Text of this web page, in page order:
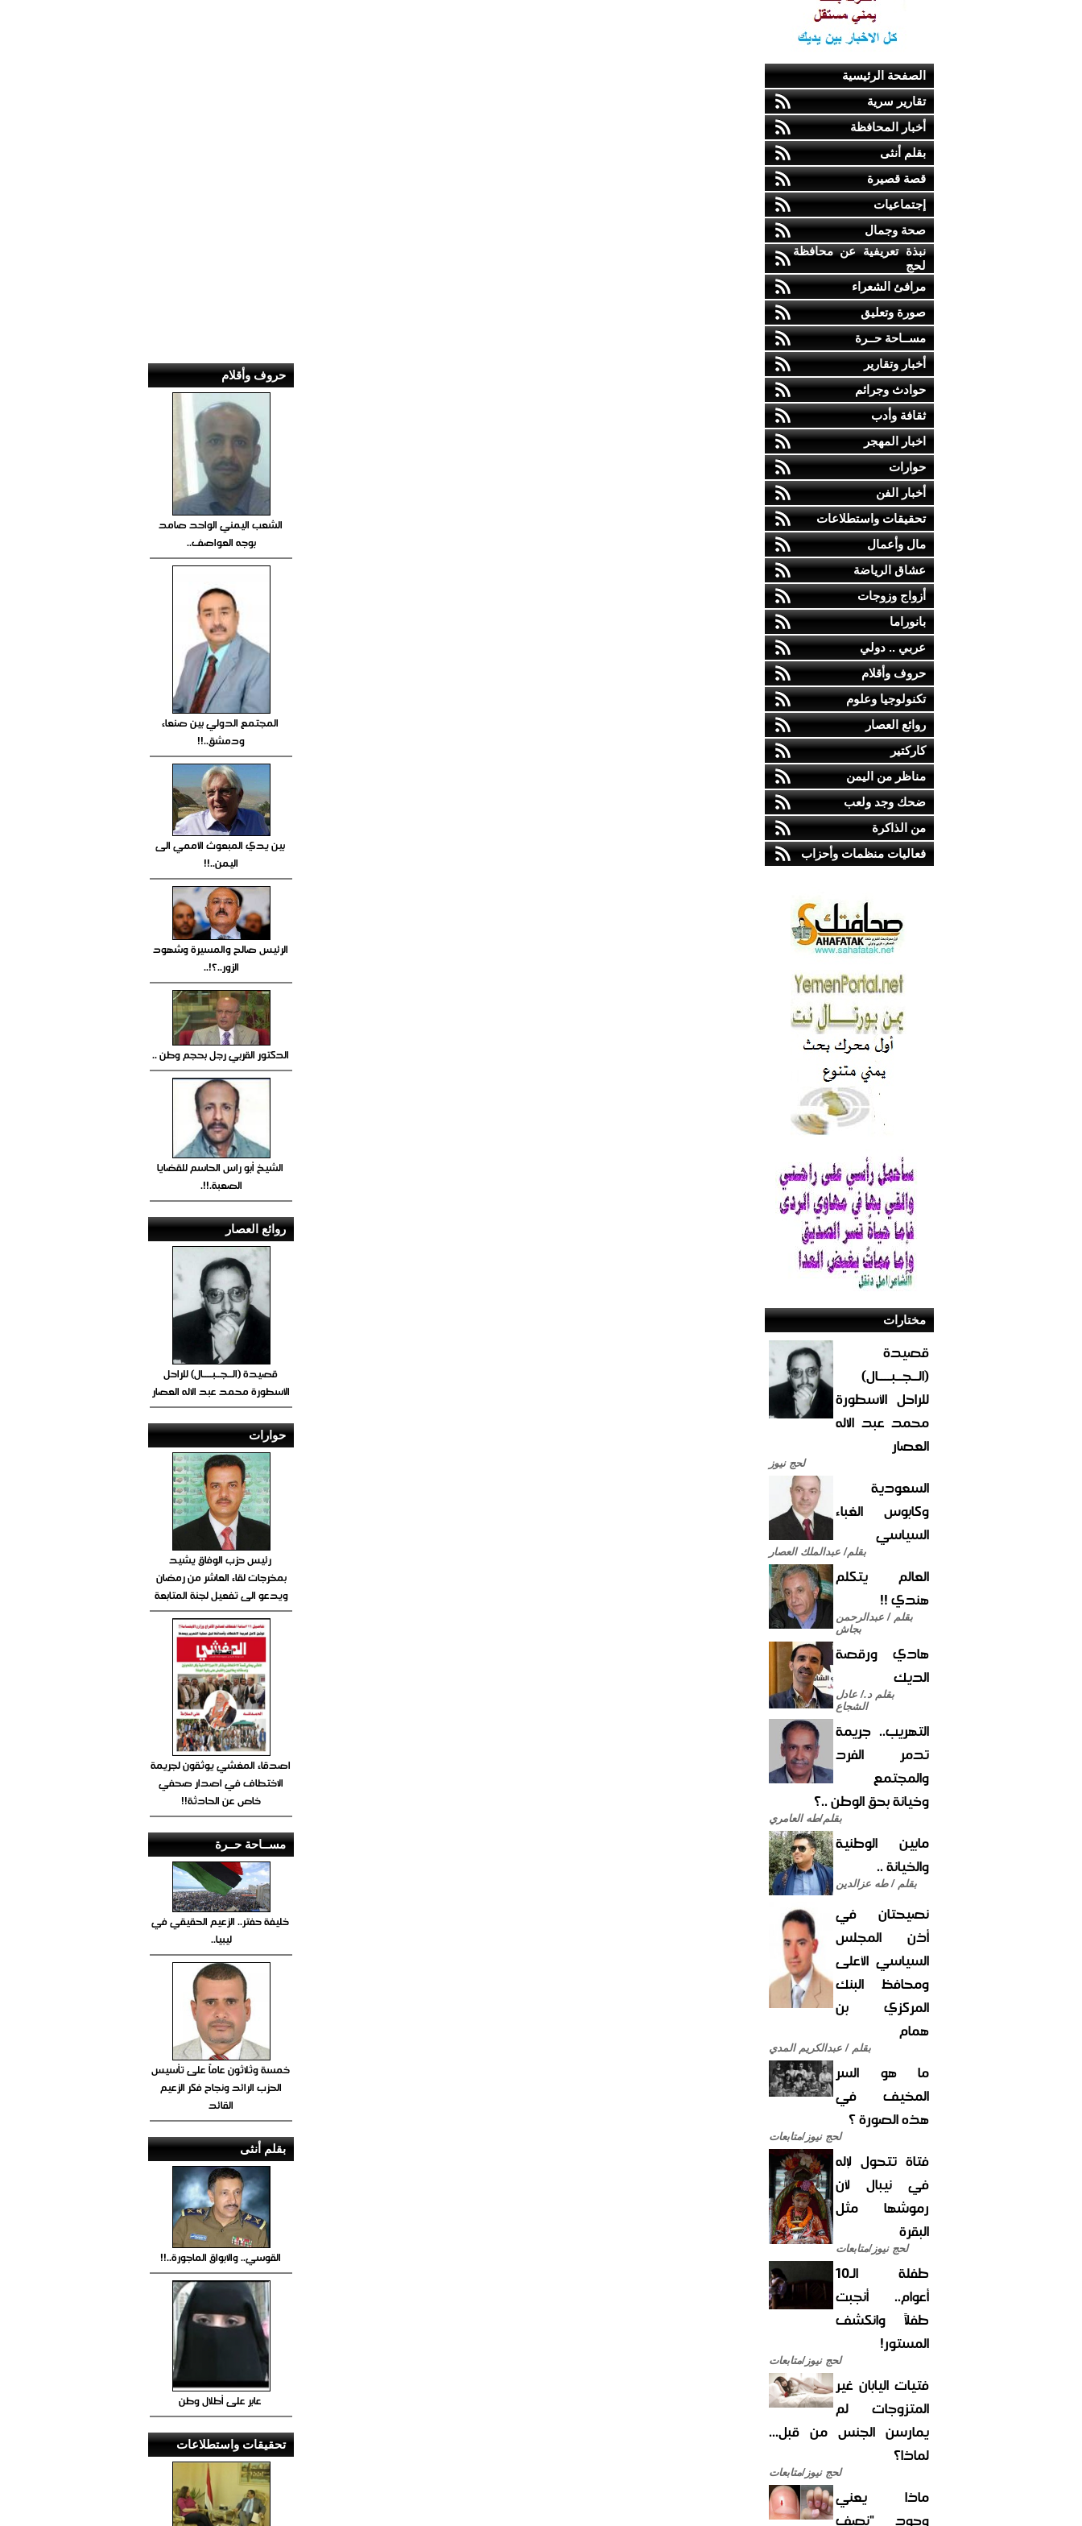
الصفحة الرئيسية
تقارير سرية
أخبار المحافظة
بقلم أنثى
قصة قصيرة
إجتماعيات
صحة وجمال
نبذة تعريفية عن محافظة
لحج
مرافئ الشعراء
صورة وتعليق
مســاحة حــرة
أخبار وتقارير
حوادث وجرائم
ثقافة وأدب
اخبار المهجر
حوارات
أخبار الفن
تحقيقات واستطلاعات
مال وأعمال
عشاق الرياضة
أزواج وزوجات
بانوراما
عربي .. دولي
حروف وأقلام
تكنولوجيا وعلوم
روائع العصار
كاركتير
مناظر من اليمن
ضحك وجد ولعب
من الذاكرة
فعاليات منظمات وأحزاب
مختارات
قصيدة
(الــجــبــــال)
للراحل الأسطورة
محمد عبد الاله
العصار
لحج نيوز
السعودية
وكابوس الغباء
السياسي
بقلم/ عبدالملك العصار
العالم يتكلم
هندي !!
بقلم / عبدالرحمن
بجاش
هادي ورقصة
الديك
بقلم د./ عادل
الشجاع
التهريب.. جريمة
تدمر الفرد
والمجتمع
وخيانة بحق الوطن ..؟
بقلم/طه العامري
مابين الوطنية
والخيانة ..
بقلم / طه عزالدين
نصيحتان في
أذن المجلس
السياسي الأعلى
ومحافظ البنك
المركزي بن
همام
بقلم / عبدالكريم المدي
ما هو السر
المخيف في
هذه الصورة ؟
لحج نيوز/متابعات
فتاة تتحول لإله
في نيبال لأن
رموشها مثل
البقرة
لحج نيوز/متابعات
طفلة الـ10
أعوام.. أنجبت
طفلاً وانكشف
المستور!
لحج نيوز/متابعات
فتيات اليابان غير
المتزوجات لم
يمارسن الجنس من قبل...
لماذا؟
لحج نيوز/متابعات
ماذا يعني
وجود "نصف
حروف وأقلام
الشعب اليمني الواحد صامد
بوجه العواصف..
المجتمع الدولي بين صنعاء
ودمشق..!!
بين يدي المبعوث الأممي الى
اليمن..!!
الرئيس صالح والمسيرة وشهود
الزور..؟!..
الدكتور القربي رجل بحجم وطن ..
الشيخ أبو راس الحاسم للقضايا
الصعبة.!!.
روائع العصار
قصيدة (الــجــبــــال) للراحل
الأسطورة محمد عبد الاله العصار
حوارات
رئيس حزب الوفاق يشيد
بمخرجات لقاء العاشر من رمضان
ويدعو الى تفعيل لجنة المتابعة
اصدقاء المغشي يوثقون لجريمة
الاختطاف في اصدار صحفي
خاص عن الحادثة!!
مســاحة حــرة
خليفة حفتر.. الزعيم الحقيقي في
ليبيا..
خمسة وثلاثون عاماً على تأسيس
الحزب الرائد ونجاح فكر الزعيم
القائد
بقلم أنثى
القوسي.. والابواق الماجورة..!!
عابر على أطلال وطن
تحقيقات واستطلاعات